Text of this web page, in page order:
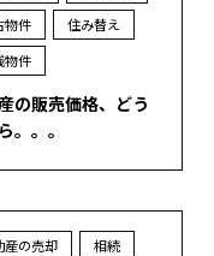
物件
住み替え
物件
の販売価格、どう
。。。
産の売却
相続